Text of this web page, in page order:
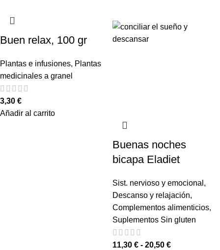
Buen relax, 100 gr
Plantas e infusiones, Plantas
medicinales a granel
3,30 €
Añadir al carrito
Buenas noches
bicapa Eladiet
Sist. nervioso y emocional ,
Descanso y relajación,
Complementos alimenticios,
Suplementos Sin gluten
11,30 € - 20,50 €